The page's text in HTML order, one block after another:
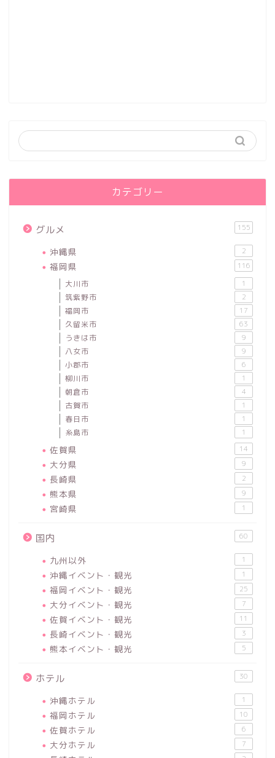
カテゴリー
グルメ 155
沖縄県 2
福岡県 116
大川市 1
筑紫野市 2
福岡市 17
久留米市 63
うきは市 9
八女市 9
小郡市 6
柳川市 1
朝倉市 4
古賀市 1
春日市 1
糸島市 1
佐賀県 14
大分県 9
長崎県 2
熊本県 9
宮崎県 1
国内 60
九州以外 1
沖縄イベント・観光 1
福岡イベント・観光 25
大分イベント・観光 7
佐賀イベント・観光 11
長崎イベント・観光 3
熊本イベント・観光 5
ホテル 30
沖縄ホテル 1
福岡ホテル 10
佐賀ホテル 6
大分ホテル 7